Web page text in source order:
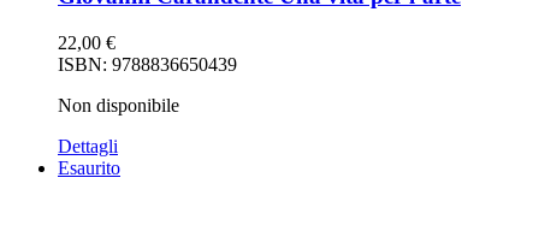
22,00 €
ISBN: 9788836650439
Non disponibile
Dettagli
Esaurito